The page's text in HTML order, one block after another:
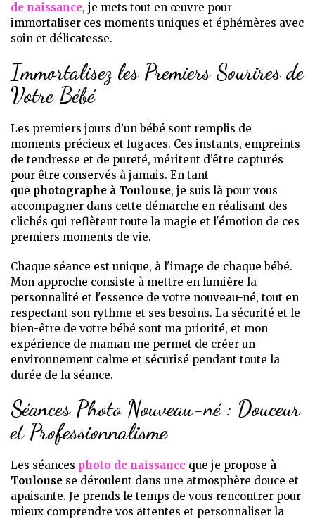
de naissance, je mets tout en œuvre pour
immortaliser ces moments uniques et éphémères avec
soin et délicatesse.
Immortalisez les Premiers Sourires de
Votre Bébé
Les premiers jours d’un bébé sont remplis de
moments précieux et fugaces. Ces instants, empreints
de tendresse et de pureté, méritent d’être capturés
pour être conservés à jamais. En tant
que photographe à Toulouse, je suis là pour vous
accompagner dans cette démarche en réalisant des
clichés qui reflètent toute la magie et l'émotion de ces
premiers moments de vie.
Chaque séance est unique, à l'image de chaque bébé.
Mon approche consiste à mettre en lumière la
personnalité et l'essence de votre nouveau-né, tout en
respectant son rythme et ses besoins. La sécurité et le
bien-être de votre bébé sont ma priorité, et mon
expérience de maman me permet de créer un
environnement calme et sécurisé pendant toute la
durée de la séance.
Séances Photo Nouveau-né : Douceur
et Professionnalisme
Les séances photo de naissance que je propose à
Toulouse se déroulent dans une atmosphère douce et
apaisante. Je prends le temps de vous rencontrer pour
mieux comprendre vos attentes et personnaliser la